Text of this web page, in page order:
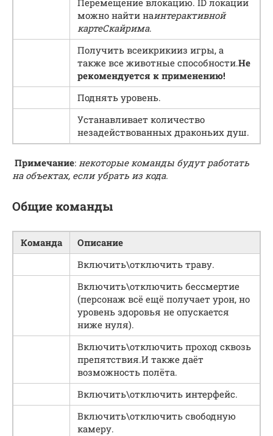
Перемещение влокацию. ID локации
можно найти наинтерактивной
картеСкайрима.
Получить всеикрикииз игры, а
также все животные способности.Не
рекомендуется к применению!
Поднять уровень.
Устанавливает количество
незадействованных драконьих душ.
Примечание: некоторые команды будут работать
на объектах, если убрать из кода.
Общие команды
Команда
Описание
Включить\отключить траву.
Включить\отключить бессмертие
(персонаж всё ещё получает урон, но
уровень здоровья не опускается
ниже нуля).
Включить\отключить проход сквозь
препятствия.И также даёт
возможность полёта.
Включить\отключить интерфейс.
Включить\отключить свободную
камеру.